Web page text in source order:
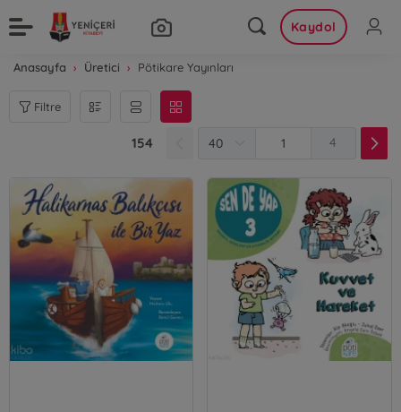
Kaydol
Anasayfa Üretici Pötikare Yayınları
Filtre
154 4